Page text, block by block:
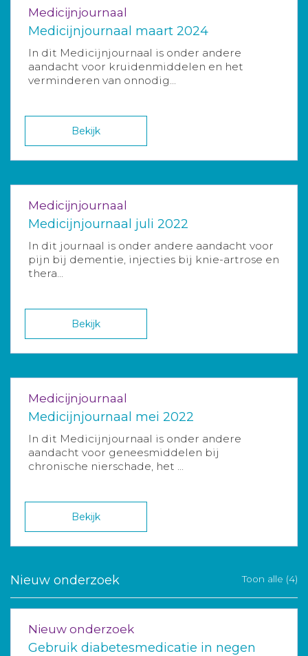
Medicijnjournaal
Medicijnjournaal maart 2024
In dit Medicijnjournaal is onder andere
aandacht voor kruidenmiddelen en het
verminderen van onnodig...
Bekijk
Medicijnjournaal
Medicijnjournaal juli 2022
In dit journaal is onder andere aandacht voor
pijn bij dementie, injecties bij knie-artrose en
thera...
Bekijk
Medicijnjournaal
Medicijnjournaal mei 2022
In dit Medicijnjournaal is onder andere
aandacht voor geneesmiddelen bij
chronische nierschade, het ...
Bekijk
Nieuw onderzoek Toon alle (4)
Nieuw onderzoek
Gebruik diabetesmedicatie in negen